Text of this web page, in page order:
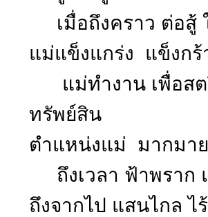
เมื่อถึงคราว ต่อ
แม่แข็งแกร่ง แข็งก
แม่ทำงาน เพื่อสต
ทรัพย์สิน
ตำแหน่งแม่ มากม
ถึงเวลา ฟ้าพรา
ถึงจากไป แสนไ